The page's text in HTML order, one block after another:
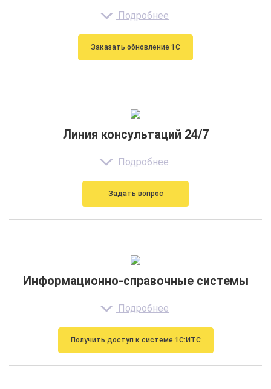
Подробнее
Заказать обновление 1С
Линия консультаций 24/7
Подробнее
Задать вопрос
Информационно-справочные системы
Подробнее
Получить доступ к системе 1С:ИТС